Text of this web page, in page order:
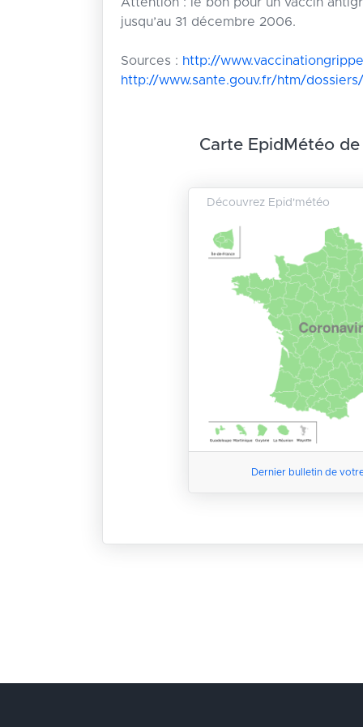
jusqu’au 31 décembre 2006.
Sources : http://
http://www.sante.gouv.fr/htm/
Carte EpidMétéo
Découvrez Epid'météo
Dernier bulletin de